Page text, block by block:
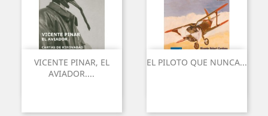
VICENTE PINAR, EL
AVIADOR....
EL PILOTO QUE NUNCA...